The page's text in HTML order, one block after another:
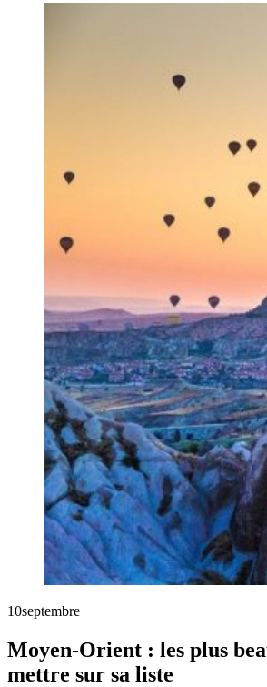
10septembre
Moyen-Orient : les plus
mettre sur sa liste